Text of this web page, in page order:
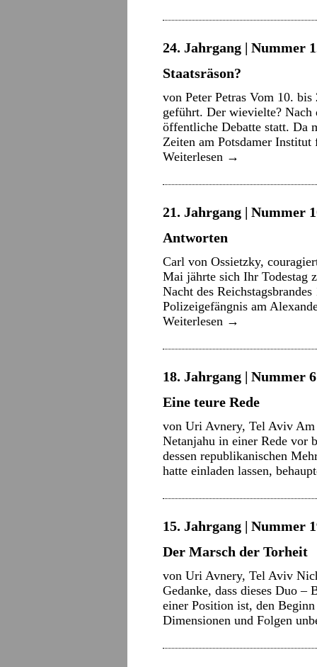
24. Jahrgang | Nummer
Staatsräson?
von Peter Petras Vom 10.
geführt. Der wievielte? Nach
öffentliche Debatte statt. Da
Zeiten am Potsdamer
Weiterlesen →
21. Jahrgang | Nummer
Antworten
Carl von Ossietzky,
Mai jährte sich Ihr Todestag
Nacht des
Polizeigefängnis am
Weiterlesen →
18. Jahrgang | Nummer
Eine teure Rede
von Uri Avnery, Tel Aviv Am
Netanjahu in einer Rede vor
dessen republikanischen
hatte einladen lassen,
15. Jahrgang | Nummer
Der Marsch der Torheit
von Uri Avnery, Tel Aviv
Gedanke, dass dieses Duo
einer Position ist, den
Dimensionen und Folgen